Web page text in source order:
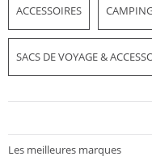
ACCESSOIRES
SACS DE VOYAGE &
Les meilleures marques